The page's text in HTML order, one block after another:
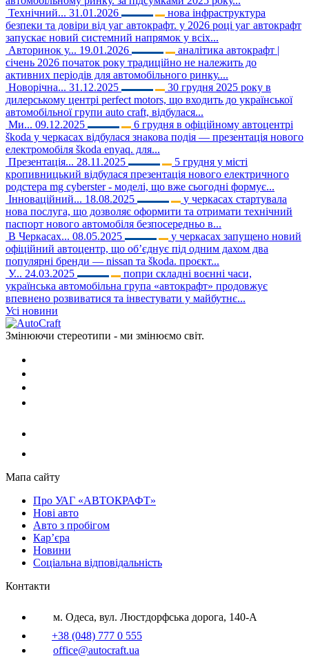
Технічний... 31.01.2026
нова інфраструктура
безпеки та довіри від уаг автокрафт. у 2026 році уаг автокрафт
запускає новий системний напрямок у всіх...
Авторинок у... 19.01.2026
аналітика автокрафт |
січень 2026 початок року традиційно не належить до
активних періодів для автомобільного ринку....
Новорічна... 31.12.2025
30 грудня 2025 року в
дилерському центрі perfect motors, що входить до української
автомобільної групи auto craft, відбулася...
Ми... 09.12.2025
6 грудня в офіційному автоцентрі
škoda у черкасах відбулася знакова подія — презентація нового
електромобіля škoda enyaq. для...
Презентація... 28.11.2025
5 грудня у місті
кропивницький відбулася презентація нового електричного
родстера mg cyberster - моделі, що вже сьогодні формує...
Інноваційний... 18.08.2025
у черкасах стартувала
нова послуга, що дозволяє оформити та отримати технічний
паспорт нового автомобіля безпосередньо в...
В Черкасах... 08.05.2025
у черкасах запущено новий
офіційний автоцентр, що об’єднує під одним дахом два
популярні бренди — nissan та škoda. проєкт...
У... 24.03.2025
попри складні воєнні часи,
українська автомобільна група «автокрафт» продовжує
впевнено розвиватися та інвестувати у майбутнє...
Усі новини
Змінюючи стереотипи - ми змінюємо світ.
Мапа сайту
Про УАГ «АВТОКРАФТ»
Нові авто
Авто з пробігом
Кар’єра
Новини
Соціальна відповідальність
Контакти
м. Одеса, вул. Люстдорфська дорога, 140-А
+38 (048) 777 0 555
office@autocraft.ua